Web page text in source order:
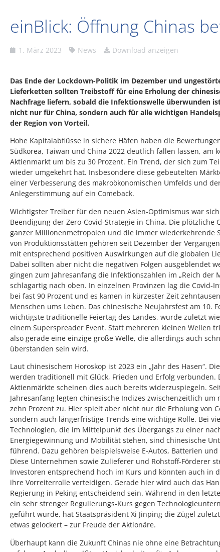
einBlick: Öffnung Chinas
1. März 2023 News Download anzeigen
Das Ende der Lockdown-Politik im Dezember und
Lieferketten sollten Treibstoff für eine Erholung der
Nachfrage liefern, sobald die Infektionswelle überwunden
nicht nur für China, sondern auch für alle wichtigen
der Region von Vorteil.
Hohe Kapitalabflüsse in sichere Häfen haben die
Südkorea, Taiwan und China 2022 deutlich fallen lassen, am
Aktienmarkt um bis zu 30 Prozent. Ein Trend, der sich zum
wieder umgekehrt hat. Insbesondere diese gebeutelten
einer Verbesserung des makroökonomischen Umfelds und
Anlegerstimmung auf ein Comeback.
Wichtigster Treiber für den neuen Asien-Optimismus war
Beendigung der Zero-Covid-Strategie in China. Die plötzliche
ganzer Millionenmetropolen und die immer wiederkehrende
von Produktionsstätten gehören seit Dezember der
mit entsprechend positiven Auswirkungen auf die globalen
Dabei sollten aber nicht die negativen Folgen ausgeblendet
gingen zum Jahresanfang die Infektionszahlen im „Reich der
schlagartig nach oben. In einzelnen Provinzen lag die Covid-
bei fast 90 Prozent und es kamen in kürzester Zeit
Menschen ums Leben. Das chinesische Neujahrsfest am 10.
wichtigste traditionelle Feiertag des Landes, wurde zuletzt
einem Superspreader Event. Statt mehreren kleinen Wellen
also gerade eine einzige große Welle, die allerdings auch
überstanden sein wird.
Laut chinesischem Horoskop ist 2023 ein „Jahr des Hasen“.
werden traditionell mit Glück, Frieden und Erfolg verbunden.
Aktienmärkte scheinen dies auch bereits widerzuspiegeln.
Jahresanfang legten chinesische Indizes zwischenzeitlich um
zehn Prozent zu. Hier spielt aber nicht nur die Erholung von
sondern auch längerfristige Trends eine wichtige Rolle. Bei
Technologien, die im Mittelpunkt des Übergangs zu einer
Energiegewinnung und Mobilität stehen, sind chinesische
führend. Dazu gehören beispielsweise E-Autos, Batterien und
Diese Unternehmen sowie Zulieferer und Rohstoff-Förderer
Investoren entsprechend hoch im Kurs und könnten auch in
ihre Vorreiterrolle verteidigen. Gerade hier wird auch das
Regierung in Peking entscheidend sein. Während in den
ein sehr strenger Regulierungs-Kurs gegen
geführt wurde, hat Staatspräsident Xi Jinping die Zügel
etwas gelockert – zur Freude der Aktionäre.
Überhaupt kann die Zukunft Chinas nie ohne eine